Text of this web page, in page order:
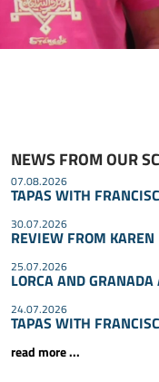
NEWS FROM OUR
07.08.2026
TAPAS WITH
30.07.2026
REVIEW FROM KAREN
25.07.2026
LORCA AND
24.07.2026
TAPAS WITH
read more ...